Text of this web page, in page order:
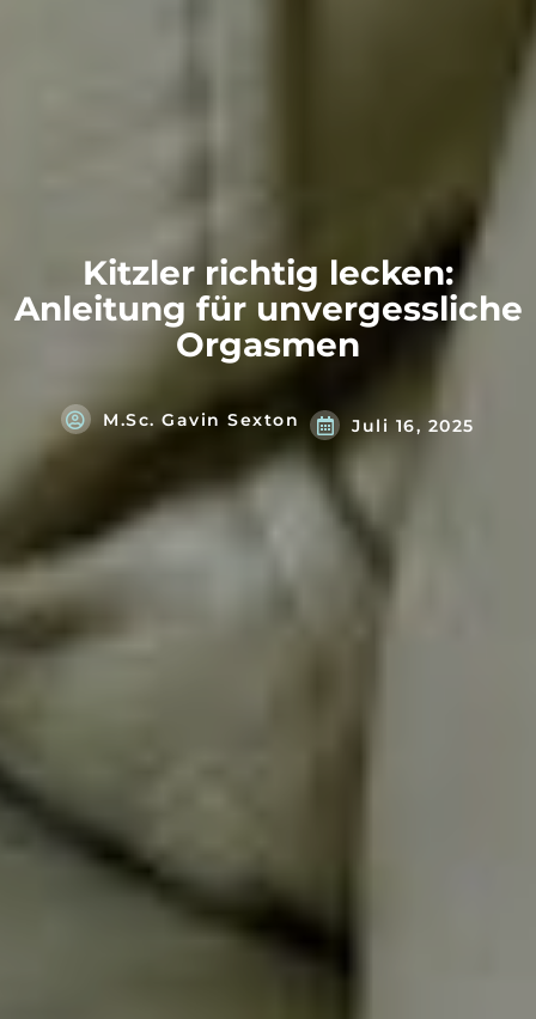
Kitzler richtig lecken:
Anleitung für unvergessliche
Orgasmen
M.Sc. Gavin Sexton Juli 16, 2025